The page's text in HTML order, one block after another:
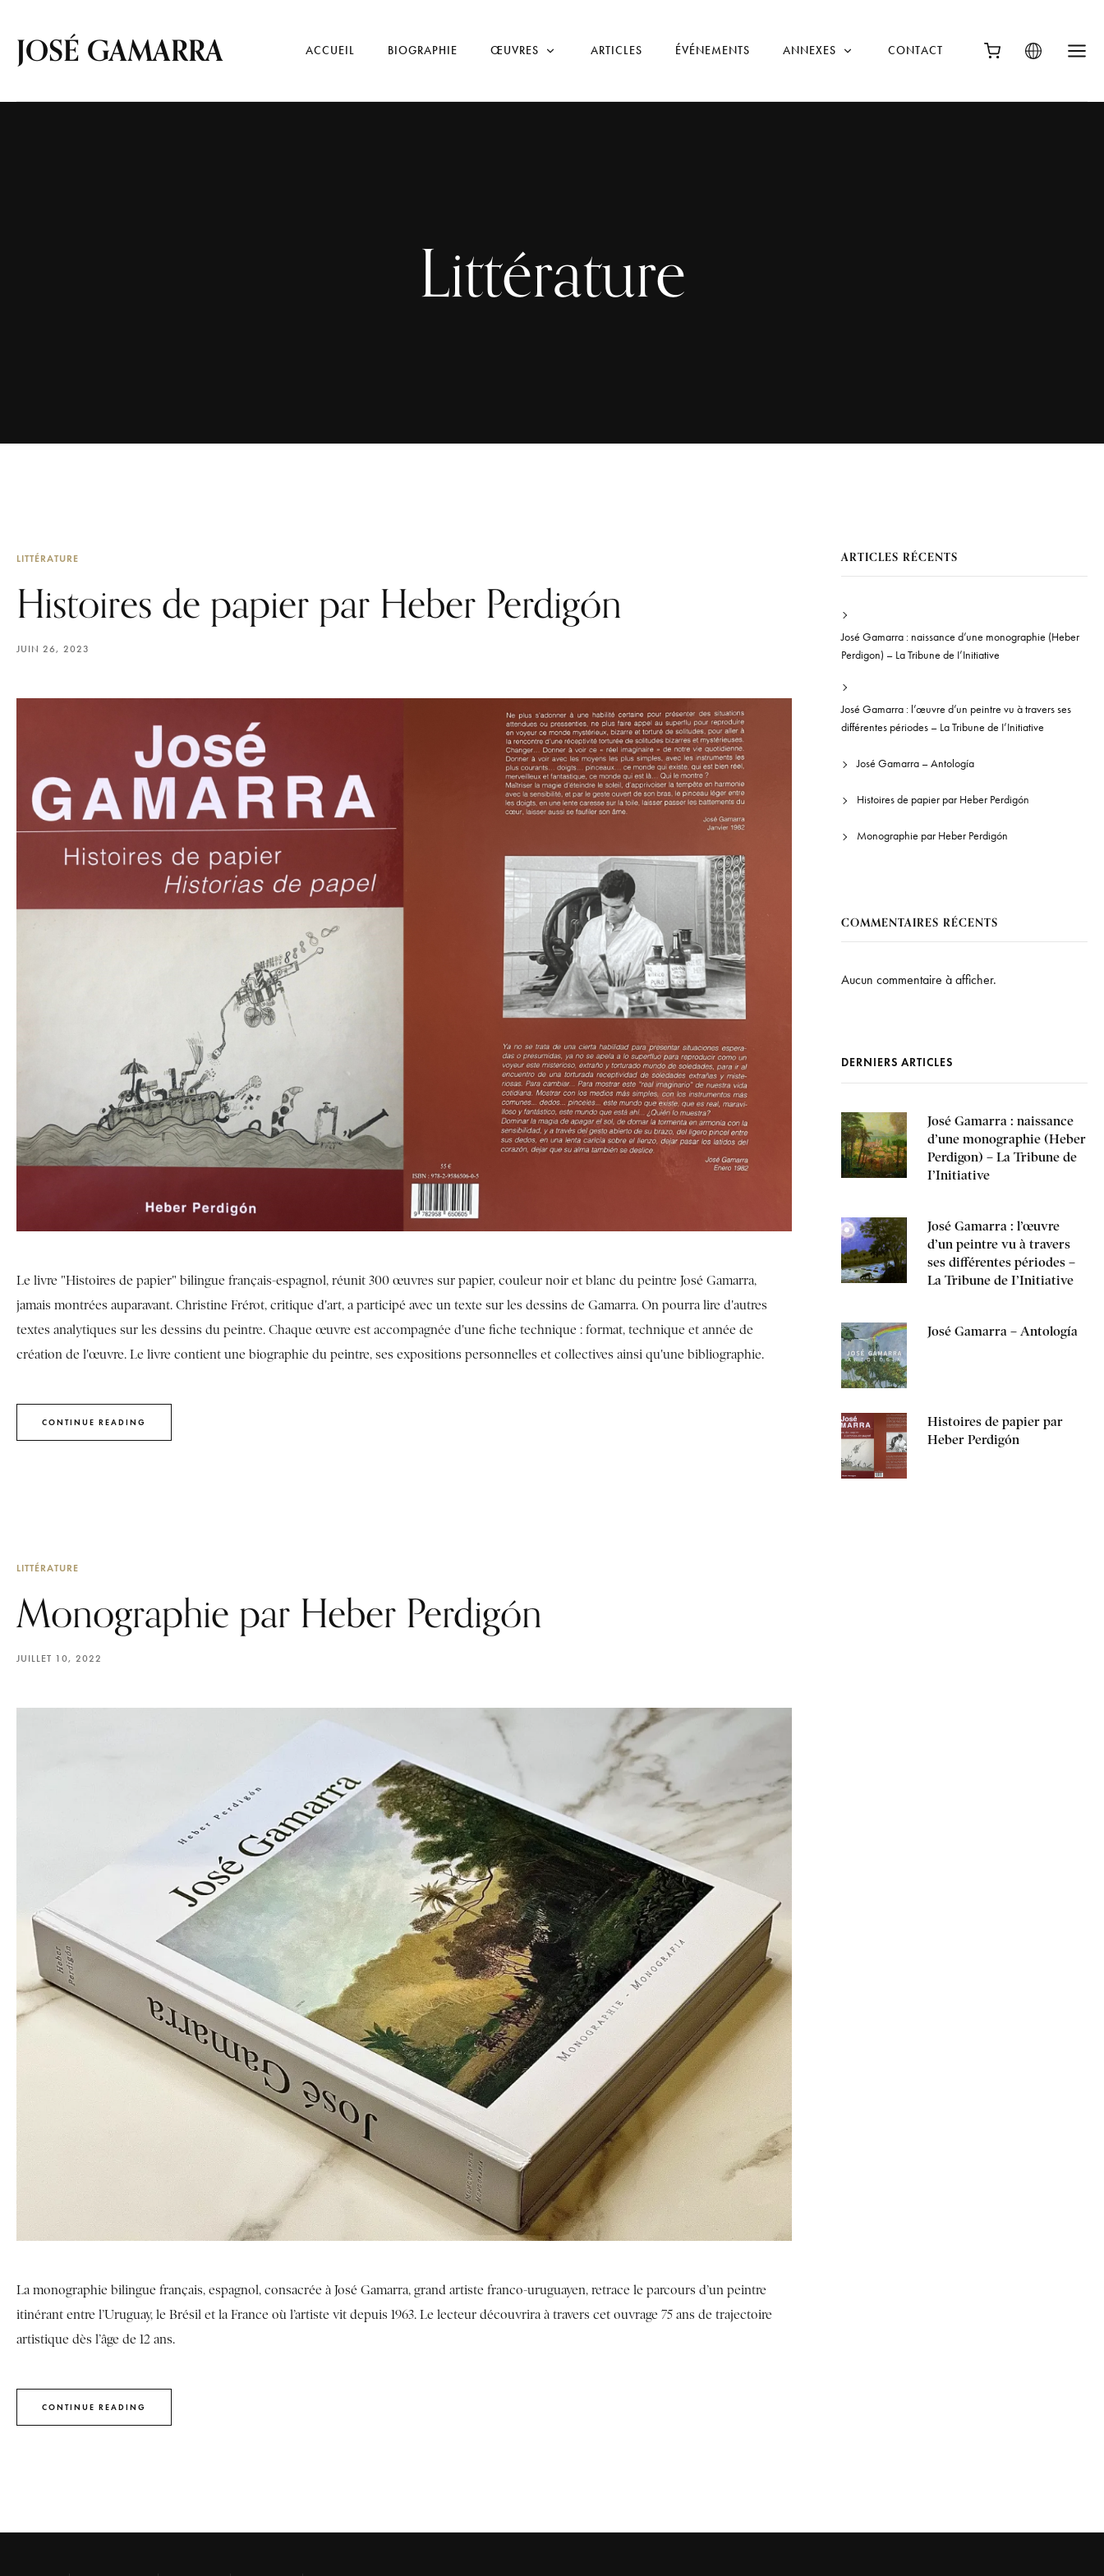
JOSÉ GAMARRA ACCUEIL BIOGRAPHIE ŒUVRES ARTICLES ÉVÉNEMENTS ANNEXES CONTACT
Littérature
LITTÉRATURE
Histoires de papier par Heber Perdigón
JUIN 26, 2023
Le livre "Histoires de papier" bilingue français-espagnol, réunit 300 œuvres sur papier, couleur noir et blanc du peintre José Gamarra,
jamais montrées auparavant. Christine Frérot, critique d'art, a participé avec un texte sur les dessins de Gamarra. On pourra lire d'autres
textes analytiques sur les dessins du peintre. Chaque œuvre est accompagnée d'une fiche technique : format, technique et année de
création de l'œuvre. Le livre contient une biographie du peintre, ses expositions personnelles et collectives ainsi qu'une bibliographie.
CONTINUE READING
LITTÉRATURE
Monographie par Heber Perdigón
JUILLET 10, 2022
La monographie bilingue français, espagnol, consacrée à José Gamarra, grand artiste franco-uruguayen, retrace le parcours d’un peintre
itinérant entre l’Uruguay, le Brésil et la France où l’artiste vit depuis 1963. Le lecteur découvrira à travers cet ouvrage 75 ans de trajectoire
artistique dès l’âge de 12 ans.
CONTINUE READING
ARTICLES RÉCENTS
José Gamarra : naissance d’une monographie (Heber
Perdigon) – La Tribune de I’Initiative
José Gamarra : l’œuvre d’un peintre vu à travers ses
différentes périodes – La Tribune de I’Initiative
José Gamarra – Antología
Histoires de papier par Heber Perdigón
Monographie par Heber Perdigón
COMMENTAIRES RÉCENTS
Aucun commentaire à afficher.
DERNIERS ARTICLES
José Gamarra : naissance
d’une monographie (Heber
Perdigon) – La Tribune de
I’Initiative
José Gamarra : l’œuvre
d’un peintre vu à travers
ses différentes périodes –
La Tribune de I’Initiative
José Gamarra – Antología
Histoires de papier par
Heber Perdigón